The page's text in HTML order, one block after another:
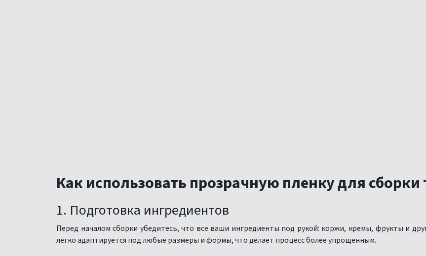
Как использовать прозрачную пленку для сборки
1. Подготовка ингредиентов
Перед началом сборки убедитесь, что все ваши ингредиенты под рукой: коржи, кремы, фрукты и
легко адаптируется под любые размеры и формы, что делает процесс более упрощенным.